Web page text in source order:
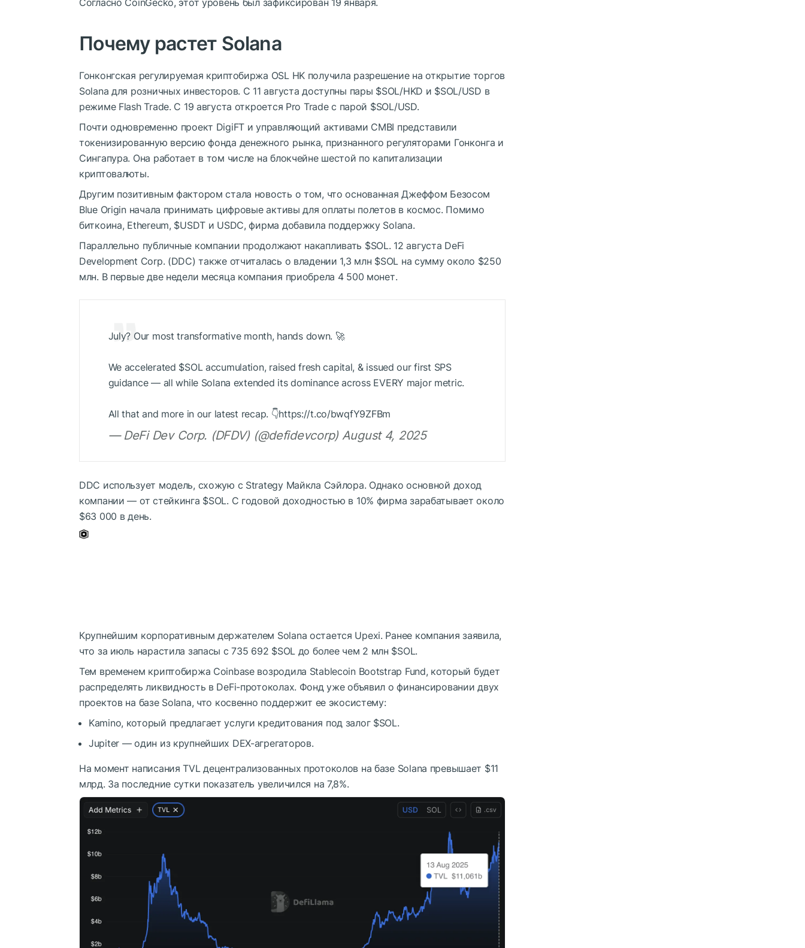
Почему растет Solana
Гонконгская регулируемая криптобиржа OSL HK получила разрешение на открытие торгов
Solana для розничных инвесторов. С 11 августа доступны пары $SOL/HKD и $SOL/USD в
режиме Flash Trade. С 19 августа откроется Pro Trade с парой $SOL/USD.
Почти одновременно проект DigiFT и управляющий активами CMBI представили
токенизированную версию фонда денежного рынка, признанного регуляторами Гонконга и
Сингапура. Она работает в том числе на блокчейне шестой по капитализации
криптовалюты.
Другим позитивным фактором стала новость о том, что основанная Джеффом Безосом
Blue Origin начала принимать цифровые активы для оплаты полетов в космос. Помимо
биткоина, Ethereum, $USDT и USDC, фирма добавила поддержку Solana.
Параллельно публичные компании продолжают накапливать $SOL. 12 августа DeFi
Development Corp. (DDC) также отчиталась о владении 1,3 млн $SOL на сумму около $250
млн. В первые две недели месяца компания приобрела 4 500 монет.
July? Our most transformative month, hands down. 🚀
We accelerated $SOLaccumulation, raised fresh capital, & issued our first SPS
guidance — all while Solana extended its dominance across EVERY major metric.
All that and more in our latest recap. 👇https://t.co/bwqfY9ZFBm
— DeFi Dev Corp. (DFDV) (@defidevcorp) August 4, 2025
DDC использует модель, схожую с Strategy Майкла Сэйлора. Однако основной доход
компании — от стейкинга $SOL. С годовой доходностью в 10% фирма зарабатывает около
$63 000 в день.
Крупнейшим корпоративным держателем Solana остается Upexi. Ранее компания заявила,
что за июль нарастила запасы с 735 692 $SOL до более чем 2 млн $SOL.
Тем временем криптобиржа Coinbase возродила Stablecoin Bootstrap Fund, который будет
распределять ликвидность в DeFi-протоколах. Фонд уже объявил о финансировании двух
проектов на базе Solana, что косвенно поддержит ее экосистему:
Kamino, который предлагает услуги кредитования под залог $SOL.
Jupiter — один из крупнейших DEX-агрегаторов.
На момент написанияTVL децентрализованных протоколов на базе Solana превышает $11
млрд. За последние сутки показатель увеличился на 7,8%.